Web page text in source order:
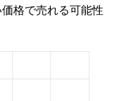
格で売れる可能性